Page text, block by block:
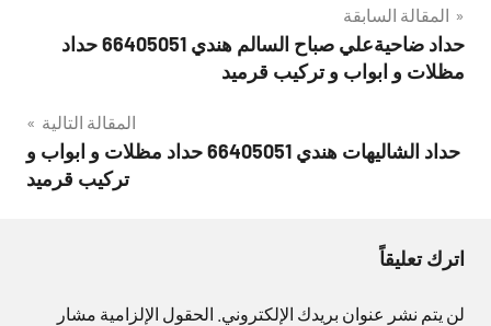
تصفّح
المقالات
المقالة السابقة
حداد ضاحيةعلي صباح السالم هندي 66405051 حداد
مظلات و ابواب و تركيب قرميد
المقالة التالية
حداد الشاليهات هندي 66405051 حداد مظلات و ابواب و
تركيب قرميد
اترك تعليقاً
لن يتم نشر عنوان بريدك الإلكتروني. الحقول الإلزامية مشار